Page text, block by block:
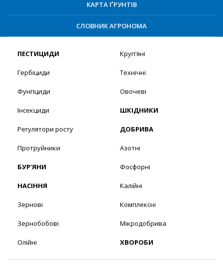
КАРТА ҐРУНТІВ
СЛОВНИК АГРОНОМА
ПЕСТИЦИДИ
Гербіциди
Фунгіциди
Інсекциди
Регулятори росту
Протруйники
БУР’ЯНИ
НАСІННЯ
Зернові
Зернобобові
Олійні
Круп’яні
Технічні
Овочеві
ШКІДНИКИ
ДОБРИВА
Азотні
Фосфорні
Калійні
Комплексні
Мікродобрива
ХВОРОБИ